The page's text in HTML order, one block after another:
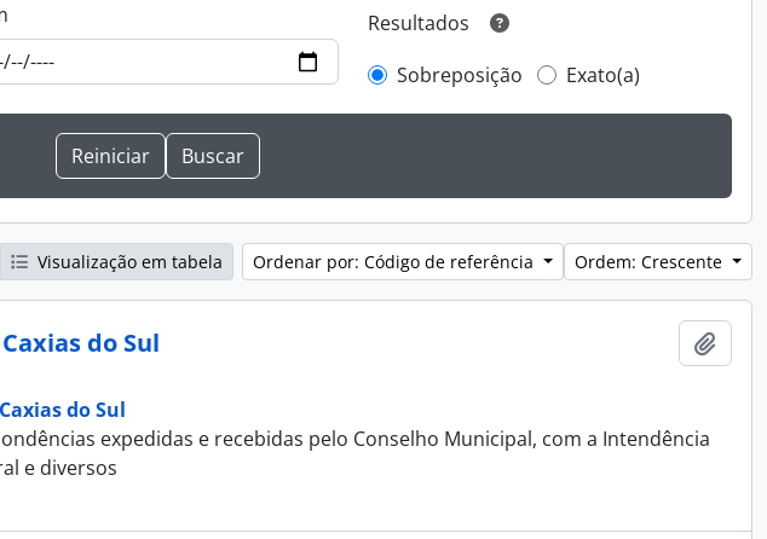
Resultados
Sobreposição
Exato(a)
Visualização em tabela Ordenar por: Código de referência Ordem: Crescente
do Sul
do Sul
expedidas e recebidas pelo Conselho Municipal, com a Intendência
e diversos